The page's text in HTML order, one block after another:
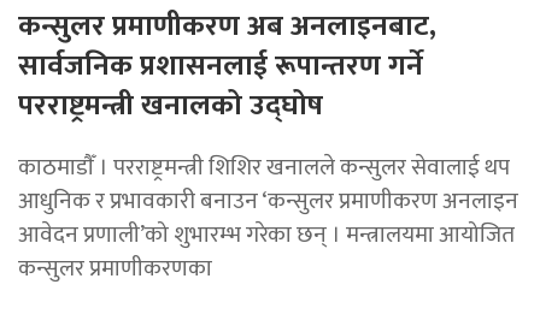
कन्सुलर प्रमाणीकरण अब अनलाइनबाट,
सार्वजनिक प्रशासनलाई रूपान्तरण गर्ने
परराष्ट्रमन्त्री खनालको उद्घोष
काठमाडाैँ । परराष्ट्रमन्त्री शिशिर खनालले कन्सुलर सेवालाई थप
आधुनिक र प्रभावकारी बनाउन ‘कन्सुलर प्रमाणीकरण अनलाइन
आवेदन प्रणाली’को शुभारम्भ गरेका छन् । मन्त्रालयमा आयोजित
कन्सुलर प्रमाणीकरणका